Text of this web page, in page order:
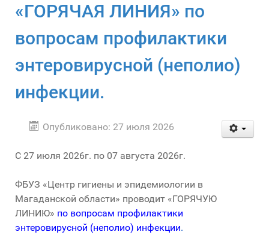
«ГОРЯЧАЯ ЛИНИЯ» по
вопросам профилактики
энтеровирусной (неполио)
инфекции.
Опубликовано: 27 июля 2026
С 27 июля 2026г. по 07 августа 2026г.
ФБУЗ «Центр гигиены и эпидемиологии в
Магаданской области» проводит «ГОРЯЧУЮ
ЛИНИЮ» по вопросам профилактики
энтеровирусной (неполио) инфекции.